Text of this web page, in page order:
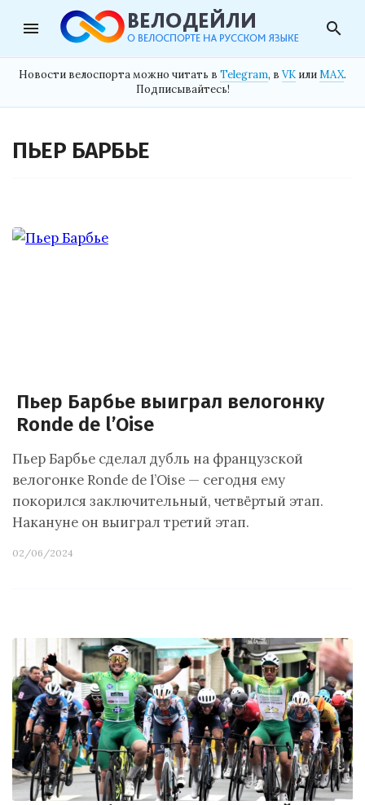
menu search
Новости велоспорта можно читать в Telegram, в VK илиMAX.
Подписывайтесь!
ПЬЕР БАРБЬЕ
Пьер Барбье выиграл велогонку
Ronde de l’Oise
Пьер Барбье сделал дубль на французской
велогонке Ronde de l’Oise — сегодня ему
покорился заключительный, четвёртый этап.
Накануне он выиграл третий этап.
02/06/2024